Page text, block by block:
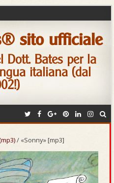
sito ufficiale
Dott. Bates per la
italiana (dal
/ «Sonny» [mp3]